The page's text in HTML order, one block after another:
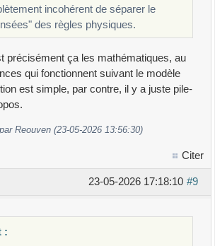
incohérent de séparer le
des règles physiques.
précisément ça les mathématiques, au
qui fonctionnent suivant le modèle
est simple, par contre, il y a juste pile-
Reouven (23-05-2026 13:56:30)
Citer
#9
23-05-2026 17:18:10
: